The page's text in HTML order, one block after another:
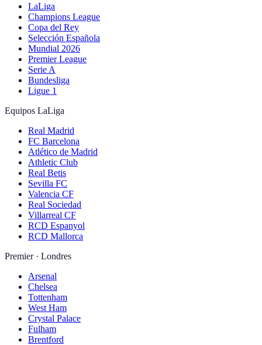
LaLiga
Champions League
Copa del Rey
Selección Española
Mundial 2026
Premier League
Serie A
Bundesliga
Ligue 1
Equipos LaLiga
Real Madrid
FC Barcelona
Atlético de Madrid
Athletic Club
Real Betis
Sevilla FC
Valencia CF
Real Sociedad
Villarreal CF
RCD Espanyol
RCD Mallorca
Premier · Londres
Arsenal
Chelsea
Tottenham
West Ham
Crystal Palace
Fulham
Brentford